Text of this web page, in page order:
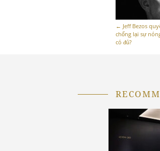
← Jeff Bezos
chống lại sự
có đủ?